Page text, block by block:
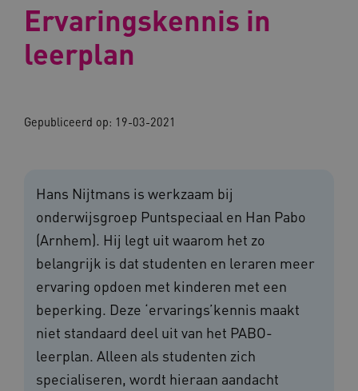
Ervaringskennis in
leerplan
Gepubliceerd op: 19-03-2021
Hans Nijtmans is werkzaam bij
onderwijsgroep Puntspeciaal en Han Pabo
(Arnhem). Hij legt uit waarom het zo
belangrijk is dat studenten en leraren meer
ervaring opdoen met kinderen met een
beperking. Deze ‘ervarings’kennis maakt
niet standaard deel uit van het PABO-
leerplan. Alleen als studenten zich
specialiseren, wordt hieraan aandacht